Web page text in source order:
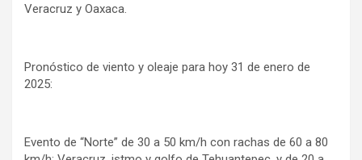
Veracruz y Oaxaca.
Pronóstico de viento y oleaje para hoy 31 de enero de
2025:
Evento de “Norte” de 30 a 50 km/h con rachas de 60 a 80